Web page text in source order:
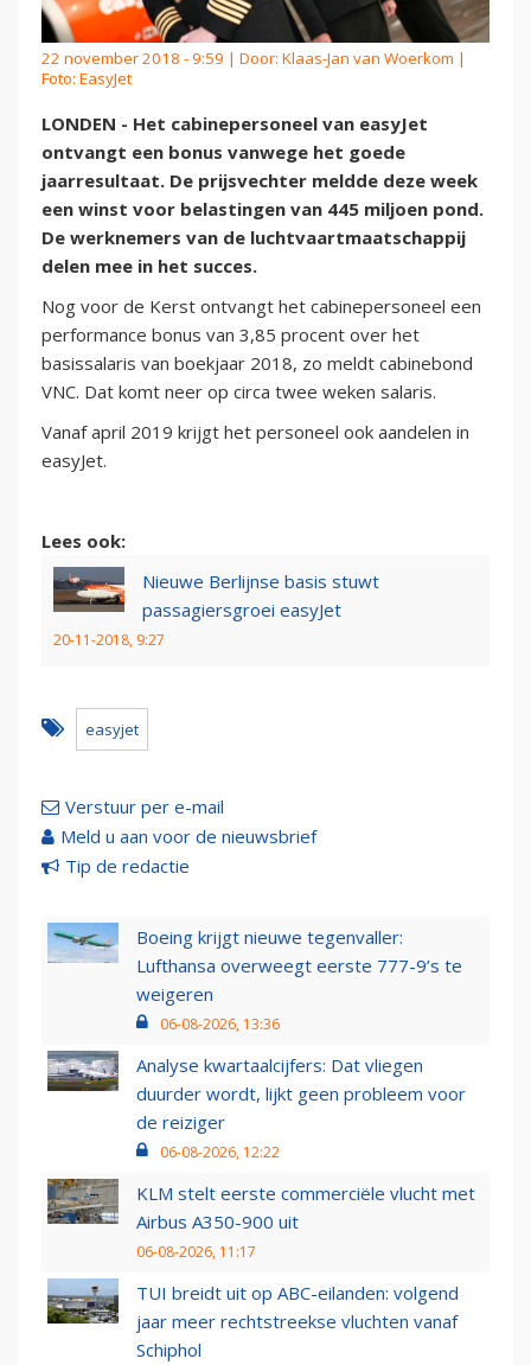
22 november 2018 - 9:59 | Door: Klaas-Jan van Woerkom |
Foto: EasyJet
LONDEN - Het cabinepersoneel van easyJet
ontvangt een bonus vanwege het goede
jaarresultaat. De prijsvechter meldde deze week
een winst voor belastingen van 445 miljoen pond.
De werknemers van de luchtvaartmaatschappij
delen mee in het succes.
Nog voor de Kerst ontvangt het cabinepersoneel een
performance bonus van 3,85 procent over het
basissalaris van boekjaar 2018, zo meldt cabinebond
VNC. Dat komt neer op circa twee weken salaris.
Vanaf april 2019 krijgt het personeel ook aandelen in
easyJet.
Lees ook:
Nieuwe Berlijnse basis stuwt
passagiersgroei easyJet
20-11-2018, 9:27
easyjet
Verstuur per e-mail
Meld u aan voor de nieuwsbrief
Tip de redactie
Boeing krijgt nieuwe tegenvaller:
Lufthansa overweegt eerste 777-9’s te
weigeren
06-08-2026, 13:36
Analyse kwartaalcijfers: Dat vliegen
duurder wordt, lijkt geen probleem voor
de reiziger
06-08-2026, 12:22
KLM stelt eerste commerciële vlucht met
Airbus A350-900 uit
06-08-2026, 11:17
TUI breidt uit op ABC-eilanden: volgend
jaar meer rechtstreekse vluchten vanaf
Schiphol